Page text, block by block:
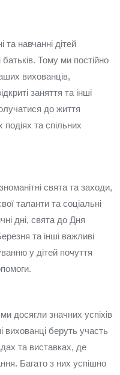
навчанні дітей
Тому ми постійно
вихованців,
заняття та інші
до життя
та спільних
свята та заходи,
таланти та соціальні
дні, свята до Дня
та інші важливі
у дітей почуття
досягли значних успіхів
вихованці беруть участь
та виставках, де
Багато з них успішно